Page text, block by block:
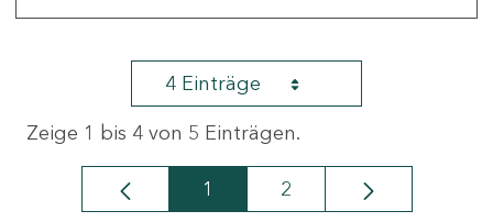
4 Einträge
Zeige 1 bis 4 von 5 Einträgen.
Seite
1 Seite
2